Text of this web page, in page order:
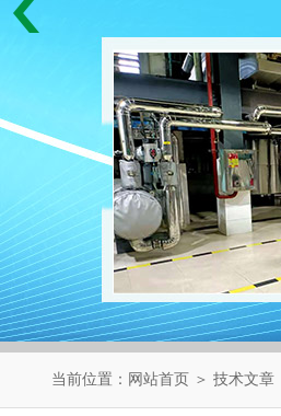
当前位置： 网站首页 ＞ 技术文章